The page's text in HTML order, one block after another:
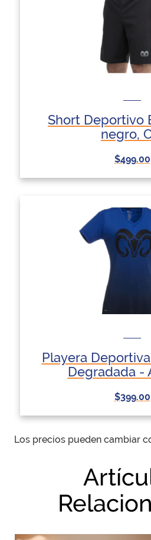
Short Deportivo
negro,
$499.00
Playera Deportiva
Degradada -
$399.00
Los precios pueden cambiar